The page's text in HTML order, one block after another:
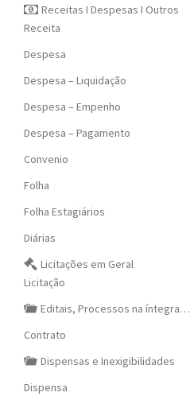
Receitas I Despesas I Outros
Receita
Despesa
Despesa – Liquidação
Despesa – Empenho
Despesa – Pagamento
Convenio
Folha
Folha Estagiários
Diárias
Licitações em Geral
Licitação
Editais, Processos na íntegra…
Contrato
Dispensas e Inexigibilidades
Dispensa